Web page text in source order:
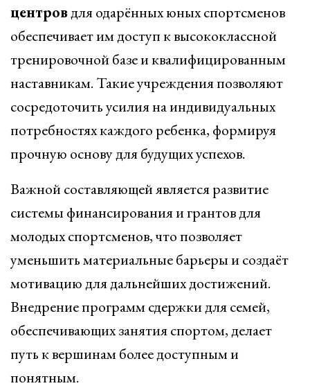
центровдля одарённых юных спортсменов
обеспечивает им доступ к высококлассной
тренировочной базе и квалифицированным
наставникам. Такие учреждения позволяют
сосредоточить усилия на индивидуальных
потребностях каждого ребенка, формируя
прочную основу для будущих успехов.
Важной составляющей является развитие
системы финансирования и грантов для
молодых спортсменов, что позволяет
уменьшить материальные барьеры и создаёт
мотивацию для дальнейших достижений.
Внедрение программ сдержки для семей,
обеспечивающих занятия спортом, делает
путь к вершинам более доступным и
понятным.